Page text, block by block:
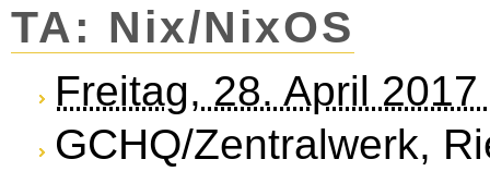
TA: Nix/NixOS
Freitag, 28. April
GCHQ/Zentralwerk,